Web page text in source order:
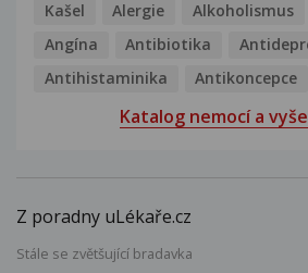
Kašel Alergie Alkoholismus
Angína
Antibiotika
Antihistaminika
Antikoncepce
Katalog nemocí a
Z poradny uLékaře.cz
Stále se zvětšující bradavka